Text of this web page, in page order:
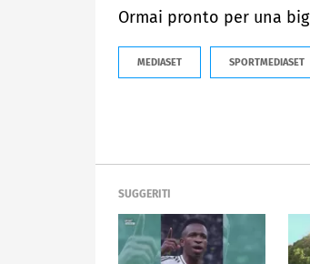
Ormai pronto per una big
MEDIASET SPORTMEDIASET
SUGGERITI